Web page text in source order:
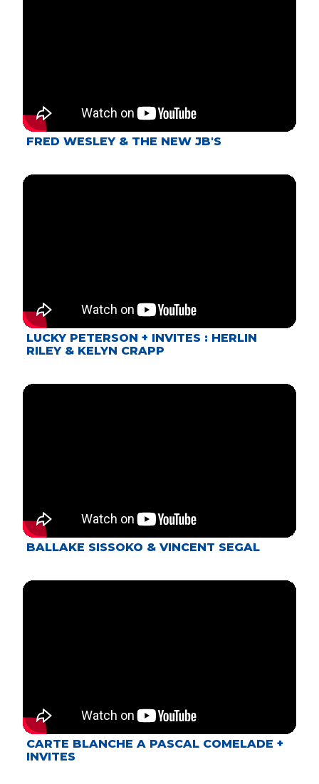
FRED WESLEY & THE NEW JB'S
LUCKY PETERSON + INVITES : HERLIN
RILEY & KELYN CRAPP
BALLAKE SISSOKO & VINCENT SEGAL
CARTE BLANCHE A PASCAL COMELADE +
INVITES